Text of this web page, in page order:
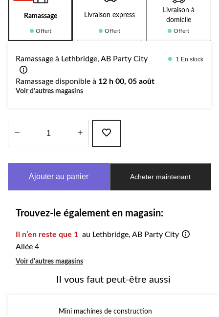
Ramassage
Offert
Livraison express
Offert
Livraison à
domicile
Offert
Ramassage à Lethbridge, AB Party City 1 En stock
Ramassage disponible à 12 h 00, 05 août
Voir d'autres magasins
à
Ajouter au panier Acheter maintenant
Trouvez-le également en magasin:
Il n’en reste que 1 au Lethbridge, AB Party City
Allée 4
Voir d'autres magasins
Il vous faut peut-être aussi
Mini machines de construction